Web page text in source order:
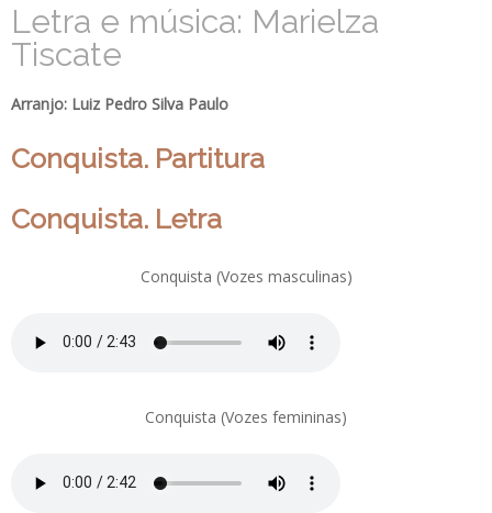
Letra e música: Marielza
Tiscate
Arranjo: Luiz Pedro Silva Paulo
Conquista. Partitura
Conquista. Letra
Conquista (Vozes masculinas)
Conquista (Vozes femininas)